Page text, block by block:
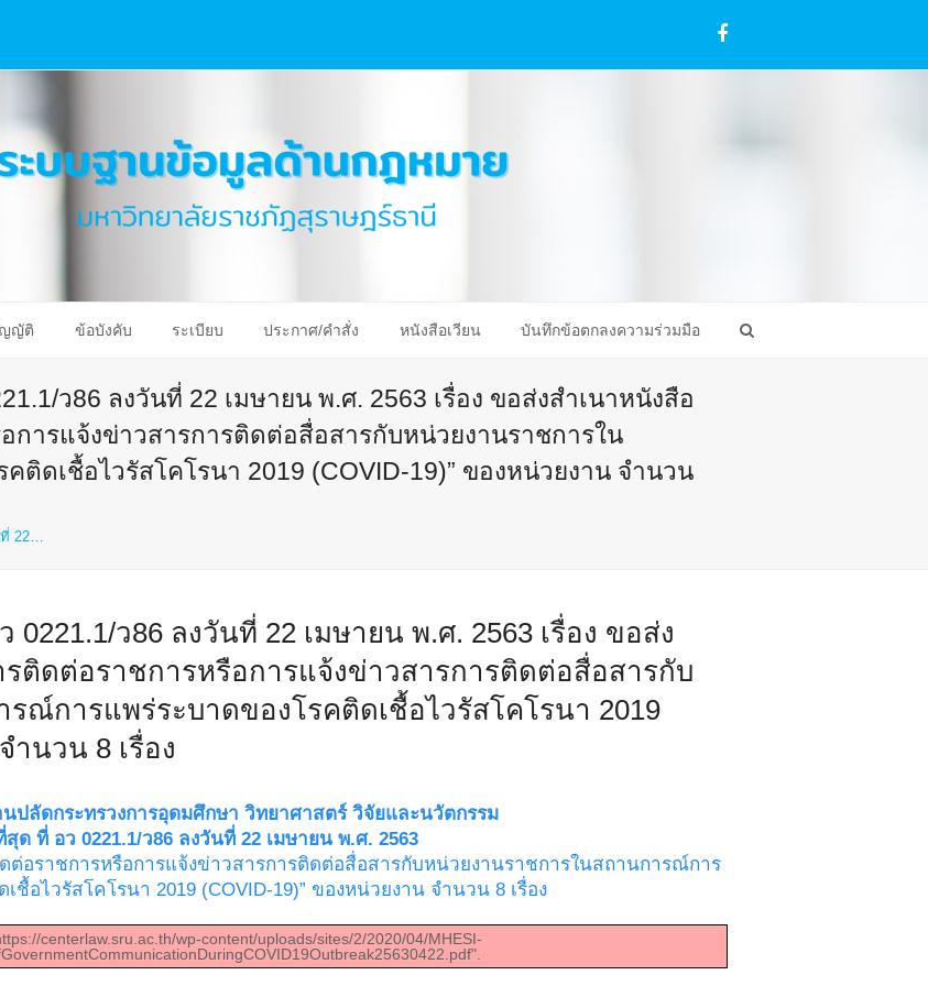
Facebook
ญัติ ข้อบังคับ ระเบียบ ประกาศ/คำสั่ง หนังสือเวียน บันทึกข้อตกลงความร่วมมือ
ว86 ลงวันที่ 22 เมษายน พ.ศ. 2563 เรื่อง ขอส่งสำเนาหนังสือ
การแจ้งข่าวสารการติดต่อสื่อสารกับหน่วยงานราชการใน
ติดเชื้อไวรัสโคโรนา 2019 (COVID-19)” ของหน่วยงาน จำนวน
ที่ 22…
ว86 ลงวันที่ 22 เมษายน พ.ศ. 2563 เรื่อง ขอส่ง
รติดต่อราชการหรือการแจ้งข่าวสารการติดต่อสื่อสารกับ
ณ์การแพร่ระบาดของโรคติดเชื้อไวรัสโคโรนา 2019
ำนวน 8 เรื่อง
ปลัดกระทรวงการอุดมศึกษา วิทยาศาสตร์ วิจัยและนวัตกรรม
ด ที่ อว 0221.1/ว86 ลงวันที่ 22 เมษายน พ.ศ. 2563
ดต่อราชการหรือการแจ้งข่าวสารการติดต่อสื่อสารกับหน่วยงานราชการในสถานการณ์การ
ชื้อไวรัสโคโรนา 2019 (COVID-19)” ของหน่วยงาน จำนวน 8 เรื่อง
centerlaw.sru.ac.th/wp-content/uploads/sites/2/2020/04/MHESI-